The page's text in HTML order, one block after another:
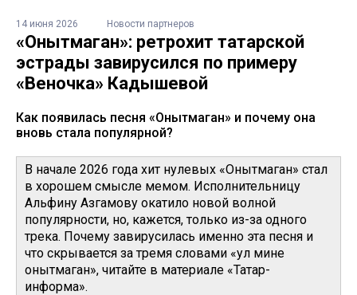
14 июня 2026 Новости партнеров
«Онытмаган»: ретрохит татарской
эстрады завирусился по примеру
«Веночка» Кадышевой
Как появилась песня «Онытмаган» и почему она
вновь стала популярной?
В начале 2026 года хит нулевых «Онытмаган» стал
в хорошем смысле мемом. Исполнительницу
Альфину Азгамову окатило новой волной
популярности, но, кажется, только из-за одного
трека. Почему завирусилась именно эта песня и
что скрывается за тремя словами «ул мине
онытмаган», читайте в материале «Татар-
информа».